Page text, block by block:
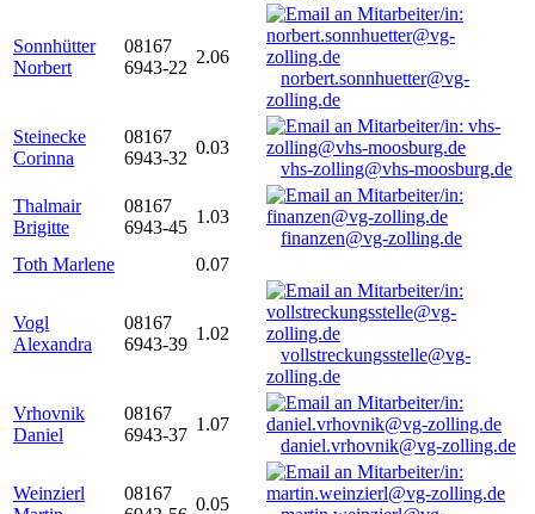
Sonnhütter
Norbert
08167
6943-22
2.06
norbert.sonnhuetter@vg-
zolling.de
Steinecke
Corinna
08167
6943-32
0.03
vhs-zolling@vhs-moosburg.de
Thalmair
Brigitte
08167
6943-45
1.03
finanzen@vg-zolling.de
Toth Marlene
0.07
Vogl
Alexandra
08167
6943-39
1.02
vollstreckungsstelle@vg-
zolling.de
Vrhovnik
Daniel
08167
6943-37
1.07
daniel.vrhovnik@vg-zolling.de
Weinzierl
08167
0.05